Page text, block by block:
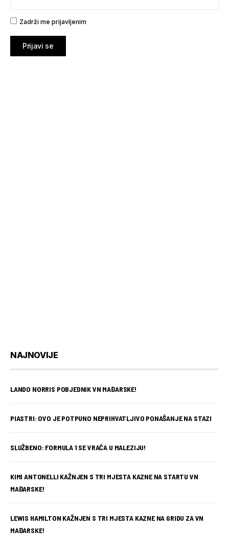
Zadrži me prijavljenim
Prijavi se
NAJNOVIJE
LANDO NORRIS POBJEDNIK VN MAĐARSKE!
PIASTRI: OVO JE POTPUNO NEPRIHVATLJIVO PONAŠANJE NA STAZI
SLUŽBENO: FORMULA 1 SE VRAĆA U MALEZIJU!
KIMI ANTONELLI KAŽNJEN S TRI MJESTA KAZNE NA STARTU VN
MAĐARSKE!
LEWIS HAMILTON KAŽNJEN S TRI MJESTA KAZNE NA GRIDU ZA VN
MAĐARSKE!